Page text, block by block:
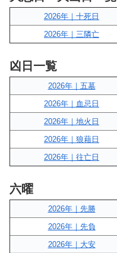
2026年｜十死日
2026年｜三隣亡
凶日一覧
2026年｜五墓
2026年｜血忌日
2026年｜地火日
2026年｜狼藉日
2026年｜往亡日
六曜
2026年｜先勝
2026年｜先負
2026年｜大安